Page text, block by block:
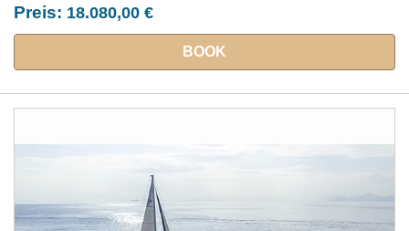
Preis: 18.080,00 €
BOOK